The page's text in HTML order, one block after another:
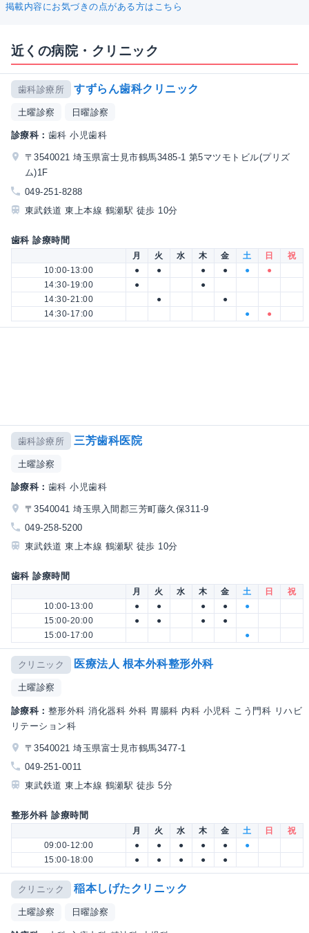
掲載内容にお気づきの点がある方はこちら
近くの病院・クリニック
歯科診療所 すずらん歯科クリニック
土曜診察 日曜診察
診療科： 歯科 小児歯科
〒3540021 埼玉県富士見市鶴馬3485-1 第5マツモトビル(プリズ
ム)1F
049-251-8288
東武鉄道 東上本線 鶴瀬駅 徒歩 10分
歯科 診療時間
月 火 水 木 金 土 日
祝
10:00-13:00
● ● ● ● ●
●
14:30-19:00
●
●
14:30-21:00
●
●
14:30-17:00
● ●
歯科診療所 三芳歯科医院
土曜診察
診療科： 歯科 小児歯科
〒3540041 埼玉県入間郡三芳町藤久保311-9
049-258-5200
東武鉄道 東上本線 鶴瀬駅 徒歩 10分
歯科 診療時間
月 火 水 木 金 土 日
祝
10:00-13:00
● ● ● ●
●
15:00-20:00
● ● ●
●
15:00-17:00
●
クリニック 医療法人 根本外科整形外科
土曜診察
診療科： 整形外科 消化器科 外科 胃腸科 内科 小児科 こう門科 リハビ
リテーション科
〒3540021 埼玉県富士見市鶴馬3477-1
049-251-0011
東武鉄道 東上本線 鶴瀬駅 徒歩 5分
整形外科 診療時間
月 火 水 木 金 土 日
祝
09:00-12:00
● ● ● ● ●
●
15:00-18:00
● ● ● ● ●
クリニック 稲本しげたクリニック
土曜診察 日曜診察